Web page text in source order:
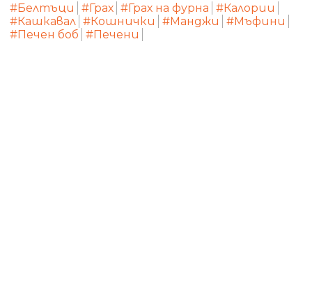
#Белтъци #Грах #Грах на фурна #Калории
#Кашкавал #Кошнички #Манджи
#Мъфини
#Печен боб #Печени